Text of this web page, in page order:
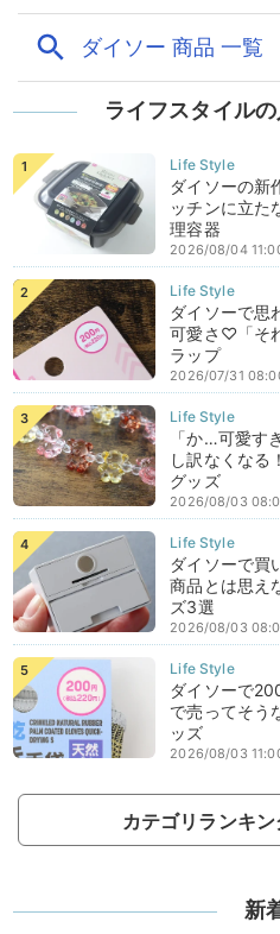
ライフスタイル
ダイソーの新
ッチンに立た
理容器
2026/08/04
ダイソーで思
可愛さ♡「そ
ラップ
2026/07/31
「か…可愛す
し訳なくなる
グッズ
2026/08/03
ダイソーで買
商品とは思え
ズ3選
2026/08/03
ダイソーで
で売ってそう
ッズ
2026/08/03
カテゴリランキ
新